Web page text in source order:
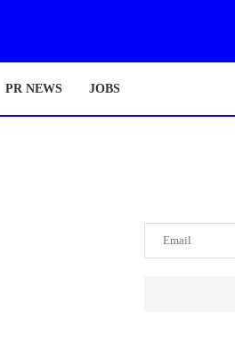
PR NEWS JOBS